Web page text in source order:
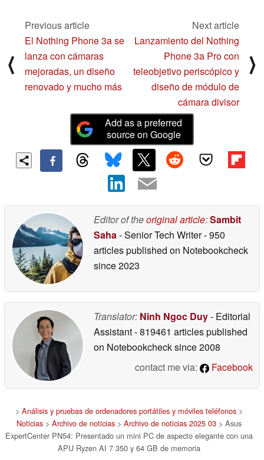
⟨
Previous article
El Nothing Phone 3a se
lanza con cámaras
mejoradas, un diseño
renovado y mucho más
Next article
Lanzamiento del Nothing
Phone 3a Pro con
teleobjetivo periscópico y
diseño de módulo de
cámara divisor
⟩
Add as a preferred
source on Google
Editor of theoriginal article:Sambit
Saha- Senior Tech Writer- 950
articles published on Notebookcheck
since 2023
Translator: Ninh Ngoc Duy- Editorial
Assistant- 819461 articles published
on Notebookchecksince 2008
contact me via:
Facebook
> Análisis y pruebas de ordenadores portátiles y móviles teléfonos >
Noticias > Archivo de noticias > Archivo de noticias 2025 03 > Asus
ExpertCenter PN54: Presentado un mini PC de aspecto elegante con una
APU Ryzen AI 7 350 y 64 GB de memoria